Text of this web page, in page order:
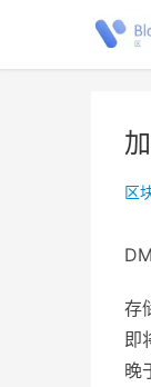
区
存
即
晚